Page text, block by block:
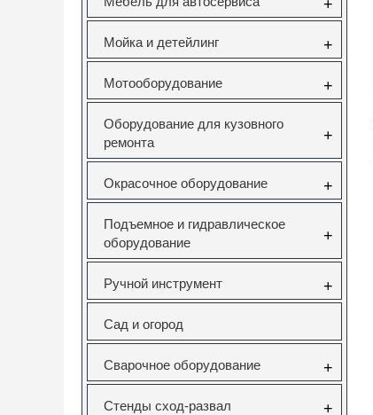
+
Мойка и детейлинг +
Мотооборудование +
Оборудование для кузовного
ремонта
+
Окрасочное оборудование +
Подъемное и гидравлическое
оборудование
+
Ручной инструмент +
Сад и огород
Сварочное оборудование +
Стенды сход-развал +
CT-A1346
САЙЛЕНТБЛОКОВ
ДЛЯ SAAB 9-5
CT-A1346
Набор фиксаторов